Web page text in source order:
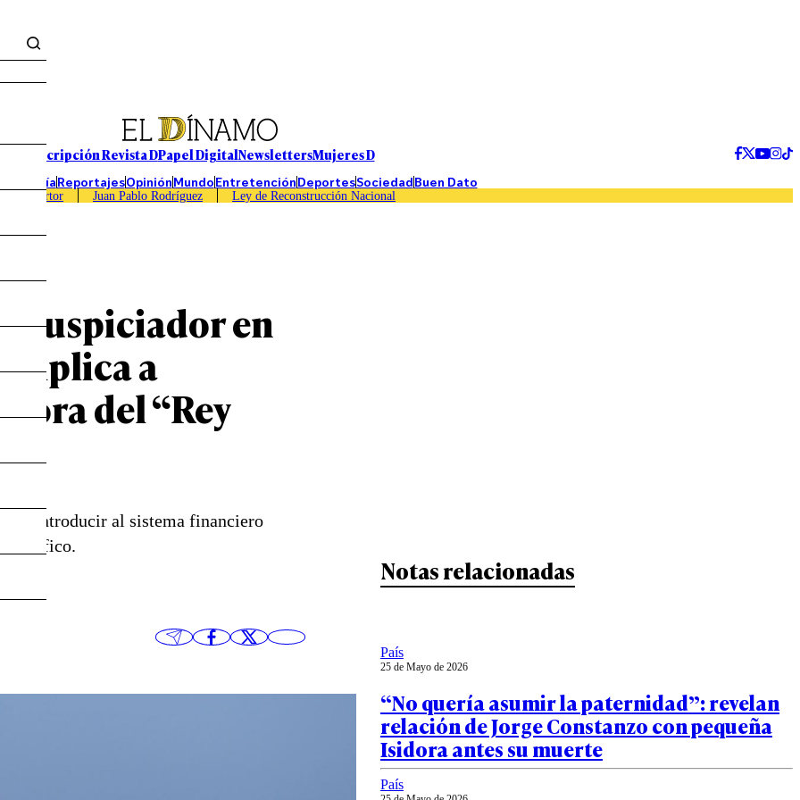
Suscripción Revista DPapel DigitalNewslettersMujeres D
EconomíaReportajesOpiniónMundoEntretenciónDeportesSociedadBuen Dato
Caso Sartor Juan Pablo Rodríguez Ley de Reconstrucción Nacional
auspiciador en
a
del “Rey
introducir al sistema financiero
Notas relacionadas
País
25 de Mayo de 2026
“No quería asumir la paternidad”: revelan
relación de Jorge Constanzo con pequeña
Isidora antes su muerte
País